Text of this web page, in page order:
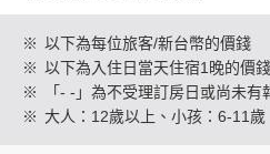
創造旅遊
※ 以下為每位旅客/新台幣的價錢
※ 以下為入住日當天住宿1晚的價錢
※
「- -」為不受理訂房日或尚未
※ 大人：12歲以上、小孩：6-11歲